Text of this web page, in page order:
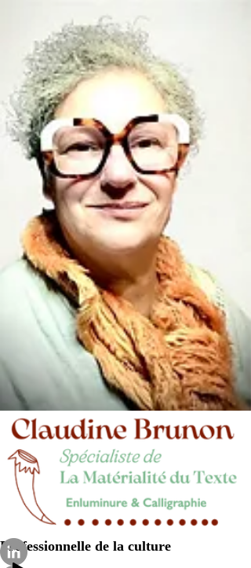
Professionnelle de la culture